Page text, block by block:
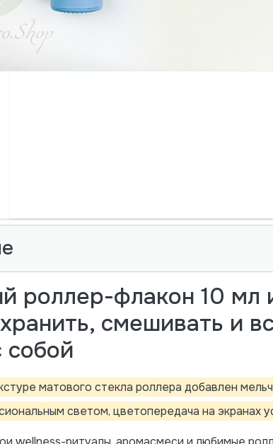
роллер-флакон 10 мл
смешивать и
собой
матового стекла роллера добавлен
светом, цветопередача на экранах